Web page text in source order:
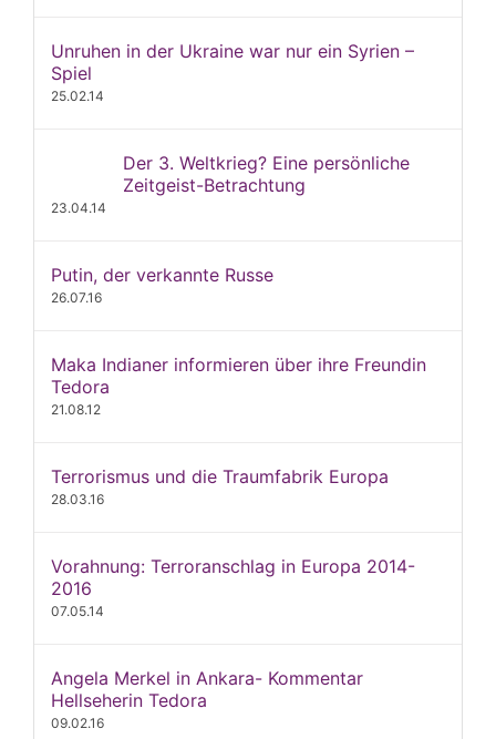
Unruhen in der Ukraine war nur ein Syrien –
Spiel
25.02.14
Der 3. Weltkrieg? Eine persönliche
Zeitgeist-Betrachtung
23.04.14
Putin, der verkannte Russe
26.07.16
Maka Indianer informieren über ihre Freundin
Tedora
21.08.12
Terrorismus und die Traumfabrik Europa
28.03.16
Vorahnung: Terroranschlag in Europa 2014-
2016
07.05.14
Angela Merkel in Ankara- Kommentar
Hellseherin Tedora
09.02.16